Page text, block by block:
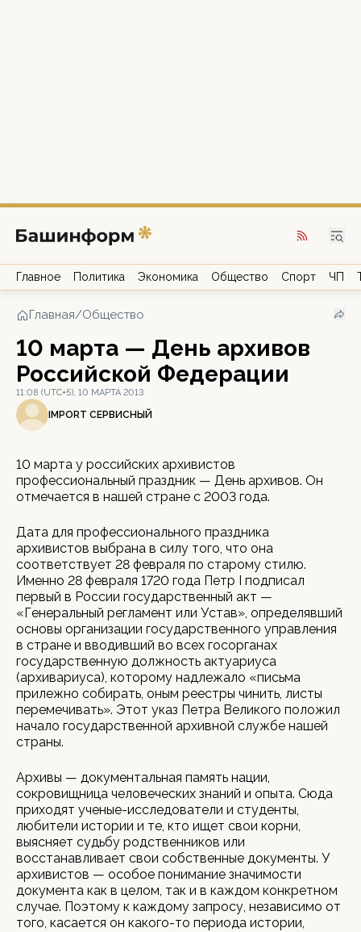
Главное Политика Экономика Общество Спорт ЧП
Главная/Общество
10 марта — День архивов
Российской Федерации
11:08 (UTC+5), 10 МАРТА 2013
IMPORT СЕРВИСНЫЙ
10 марта у российских архивистов
профессиональный праздник — День архивов. Он
отмечается в нашей стране с 2003 года.
Дата для профессионального праздника
архивистов выбрана в силу того, что она
соответствует 28 февраля по старому стилю.
Именно 28 февраля 1720 года Петр I подписал
первый в России государственный акт —
«Генеральный регламент или Устав», определявший
основы организации государственного управления
в стране и вводивший во всех госорганах
государственную должность актуариуса
(архивариуса), которому надлежало «письма
прилежно собирать, оным реестры чинить, листы
перемечивать». Этот указ Петра Великого положил
начало государственной архивной службе нашей
страны.
Архивы — документальная память нации,
сокровищница человеческих знаний и опыта. Сюда
приходят ученые-исследователи и студенты,
любители истории и те, кто ищет свои корни,
выясняет судьбу родственников или
восстанавливает свои собственные документы. У
архивистов — особое понимание значимости
документа как в целом, так и в каждом конкретном
случае. Поэтому к каждому запросу, независимо от
того, касается он какого-то периода истории,